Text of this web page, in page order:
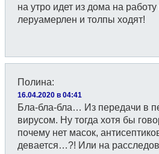
на утро идет из дома на
леруамерлен и толпы ходят!
Полина:
16.04.2020 в 04:41
Бла-бла-бла… Из передачи в
вирусом. Ну тогда хотя бы
почему нет масок,
девается…?! Или на